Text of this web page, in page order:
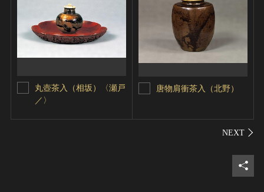
丸壺茶入（相坂）〈瀬戸
／〉
唐物肩衝茶入（北野）
シェ